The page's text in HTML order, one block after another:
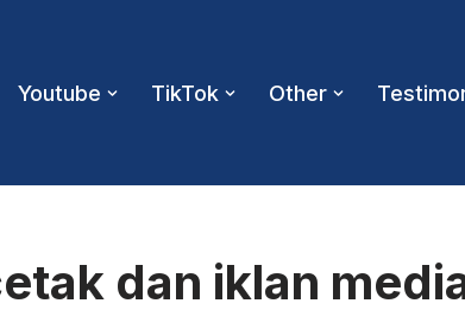
Youtube TikTok Other
dan iklan